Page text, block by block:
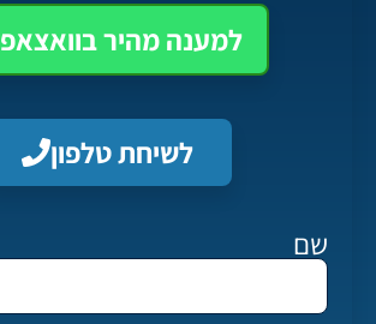
למענה מהיר בוואצאפ
לשיחת טלפון
שם